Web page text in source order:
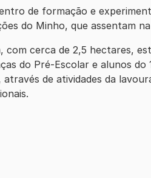
de formação e
do Minho, que assentam
cerca de 2,5 hectares,
do Pré-Escolar e alunos
de atividades da